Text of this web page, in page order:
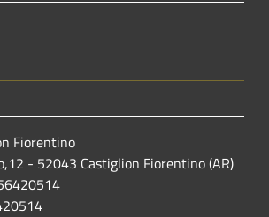
Fiorentino
- 52043 Castiglion Fiorentino (AR)